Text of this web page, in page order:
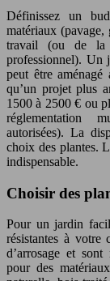
Définissez un
matériaux
travail (ou de la
professionnel). Un
peut être
qu’un projet plus
1500 à 2500 € ou
réglementation
autorisées). La
choix des plantes.
indispensable.
Choisir des
Pour un jardin
résistantes à votre
d’arrosage et
pour des